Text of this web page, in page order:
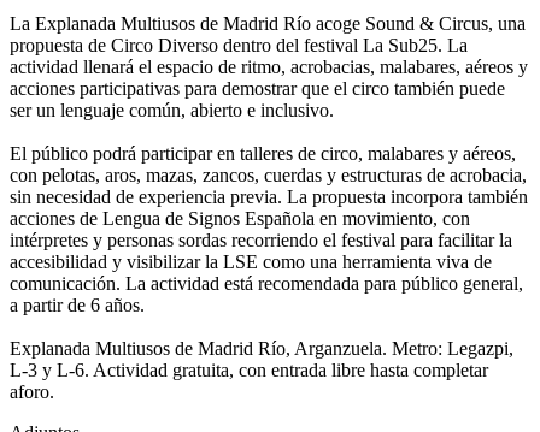
La Explanada Multiusos de Madrid Río acoge Sound & Circus, una
propuesta de Circo Diverso dentro del festival La Sub25. La
actividad llenará el espacio de ritmo, acrobacias, malabares, aéreos y
acciones participativas para demostrar que el circo también puede
ser un lenguaje común, abierto e inclusivo.
El público podrá participar en talleres de circo, malabares y aéreos,
con pelotas, aros, mazas, zancos, cuerdas y estructuras de acrobacia,
sin necesidad de experiencia previa. La propuesta incorpora también
acciones de Lengua de Signos Española en movimiento, con
intérpretes y personas sordas recorriendo el festival para facilitar la
accesibilidad y visibilizar la LSE como una herramienta viva de
comunicación. La actividad está recomendada para público general,
a partir de 6 años.
Explanada Multiusos de Madrid Río, Arganzuela. Metro: Legazpi,
L-3 y L-6. Actividad gratuita, con entrada libre hasta completar
aforo.